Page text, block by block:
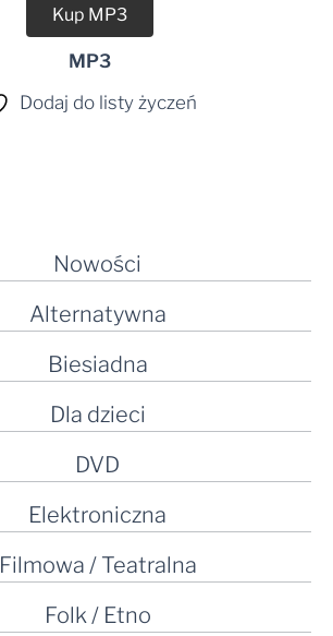
Nowości
Alternatywna
Biesiadna
Dla dzieci
DVD
Elektroniczna
Filmowa / Teatralna
Folk / Etno
Kup MP3
MP3
Dodaj do listy życzeń